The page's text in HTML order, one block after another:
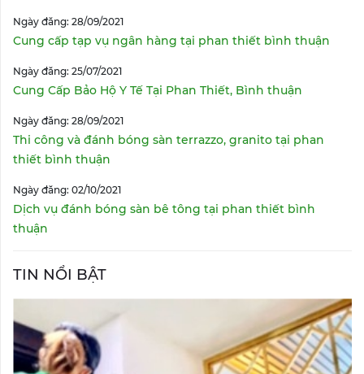
Ngày đăng: 28/09/2021
Cung cấp tạp vụ ngân hàng tại phan thiết bình thuận
Ngày đăng: 25/07/2021
Cung Cấp Bảo Hộ Y Tế Tại Phan Thiết, Bình thuận
Ngày đăng: 28/09/2021
Thi công và đánh bóng sàn terrazzo, granito tại phan
thiết bình thuận
Ngày đăng: 02/10/2021
Dịch vụ đánh bóng sàn bê tông tại phan thiết bình
thuận
TIN NỔI BẬT